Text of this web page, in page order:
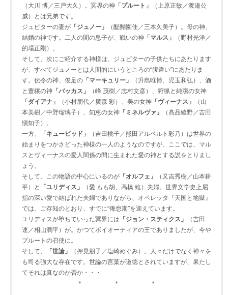
（大川 博／三戸大久）。冥界の神 「プルート」
（上原正敏／渡邉公
威）とは兄弟です。
ジュピターの妻が 「ジュノー」
（醍醐園佳／三本久美子）。母の神、
結婚の神です。二人の間の息子が、戦いの神 「マルス」
（野村光洋／
的場正剛）。
そして、次にご紹介する神様は、ジュピターの子供たちにあたります
が、すべてジュノーとは人間的にいうところの“腹違い”にあたりま
す。伝令の神、俊足の 「マーキュリー」
（升島唯博、児玉和弘）、酒
と豊穣の神 「バッカス」
（峰 茂樹／志村文彦）、狩猟と純潔の女神
「ダイアナ」
（小村朋代／廣森 彩）、美の女神 「ヴィーナス」
（山
本美樹／中野瑠璃子）、知恵の女神 「ミネルヴァ」
（髙品綾野／吉田
愼知子）。
一方、
「キューピッド」
（吉田桃子／熊田アルベルト彩乃）は世界の
始まりをつかさどった神様の一人のようなのですが、ここでは、マル
スとヴィーナスの愛人関係の間に生まれた愛の神とする説をとりまし
ょう。
そして、この物語の中心にいるのが 「オルフェ」
（又吉秀樹／山本耕
平）と 「ユリディス」
（愛 もも胡、高橋 維）夫婦。世界文学史上屈
指の深い愛で結ばれた夫婦でありながら、オペレッタ『天国と地獄』
では、ご存知のとおり、すでに“倦怠期”を迎えています。
ユリディスが堕ちていった冥界には 「ジョン・スティクス」
（吉田
連／相山潤平）が。かつてボイオーティアの王でありましたが、今や
プルートの召使に。
そして、
「世論」
（押見朋子／塩崎めぐみ）。人々だけでなく神々を
も司る強大な存在です。世論の言葉が道徳とされていますが、果たし
てそれは真なのか否か・・・
＊ ＊ ＊